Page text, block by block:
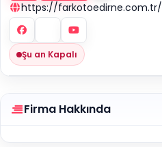
https://farkotoedirne.com.tr/
Şu an Kapalı
Firma Hakkında